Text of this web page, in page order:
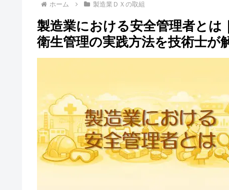
ホーム 製造業ＤＸの取組
製造業における安全管理者とは
衛生管理の実践方法を技術士が